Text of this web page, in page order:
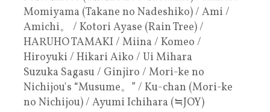
Momiyama (Takane no Nadeshiko) / Ami /
Amichi。 / Kotori Ayase (Rain Tree) /
HARUHO TAMAKI / Miina / Komeo /
Hiroyuki / Hikari Aiko / Ui Mihara
Suzuka Sagasu / Ginjiro / Mori-ke no
Nichijou's “Musume。” / Ku-chan (Mori-ke
no Nichijou) / Ayumi Ichihara (≒JOY)